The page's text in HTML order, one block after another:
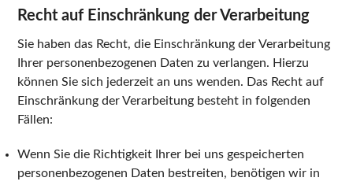
Recht auf Einschränkung der Verarbeitung
Sie haben das Recht, die Einschränkung der Verarbeitung
Ihrer personenbezogenen Daten zu verlangen. Hierzu
können Sie sich jederzeit an uns wenden. Das Recht auf
Einschränkung der Verarbeitung besteht in folgenden
Fällen:
Wenn Sie die Richtigkeit Ihrer bei uns gespeicherten
personenbezogenen Daten bestreiten, benötigen wir in